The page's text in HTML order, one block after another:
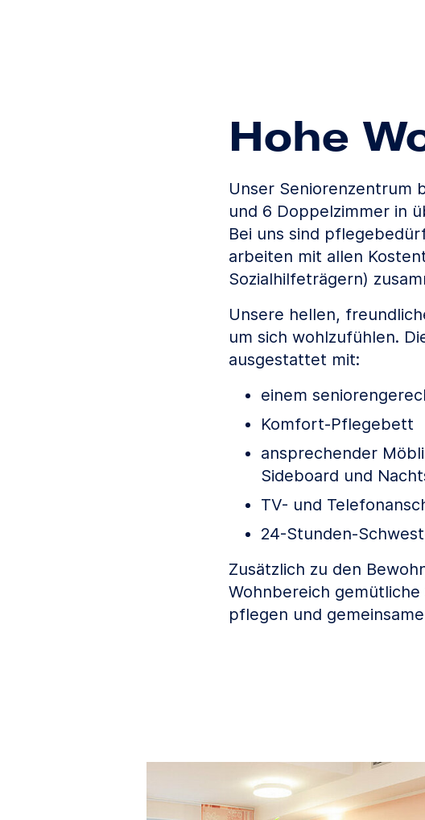
Hohe
Unser Seniorenzentrum
und 6 Doppelzimmer in
Bei uns sind
arbeiten mit allen
Sozialhilfeträgern)
Unsere hellen,
um sich wohlzufühlen.
ausgestattet mit:
einem
Komfort-Pflegebett
ansprechender
Sideboard und
TV- und
24-Stunden-
Zusätzlich zu den
Wohnbereich
pflegen und